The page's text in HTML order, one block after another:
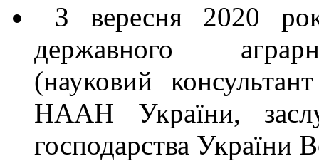
З вересня 2020
державного
(науковий
НААН України,
господарства України